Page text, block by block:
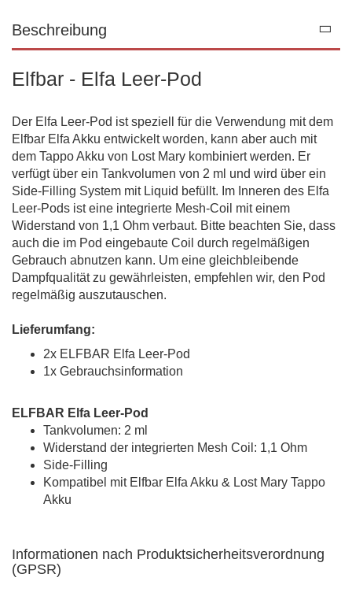
Beschreibung
Elfbar - Elfa Leer-Pod
Der Elfa Leer-Pod ist speziell für die Verwendung mit dem
Elfbar Elfa Akku entwickelt worden, kann aber auch mit
dem Tappo Akku von Lost Mary kombiniert werden. Er
verfügt über ein Tankvolumen von 2 ml und wird über ein
Side-Filling System mit Liquid befüllt. Im Inneren des Elfa
Leer-Pods ist eine integrierte Mesh-Coil mit einem
Widerstand von 1,1 Ohm verbaut. Bitte beachten Sie, dass
auch die im Pod eingebaute Coil durch regelmäßigen
Gebrauch abnutzen kann. Um eine gleichbleibende
Dampfqualität zu gewährleisten, empfehlen wir, den Pod
regelmäßig auszutauschen.
Lieferumfang:
2x ELFBAR Elfa Leer-Pod
1x Gebrauchsinformation
ELFBAR Elfa Leer-Pod
Tankvolumen: 2 ml
Widerstand der integrierten Mesh Coil: 1,1 Ohm
Side-Filling
Kompatibel mit Elfbar Elfa Akku & Lost Mary Tappo
Akku
Informationen nach Produktsicherheitsverordnung
(GPSR)